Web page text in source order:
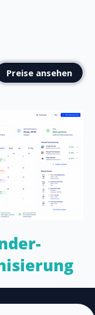
Preise ansehen